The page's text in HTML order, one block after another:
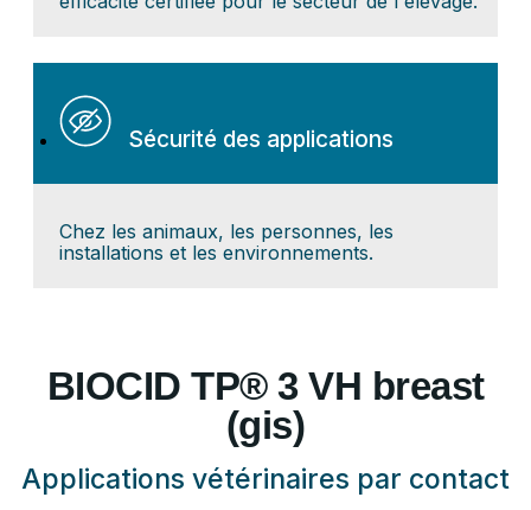
Sécurité des applications
Chez les animaux, les personnes, les
installations et les environnements.
BIOCID TP® 3 VH breast
(gis)
Applications vétérinaires par contact